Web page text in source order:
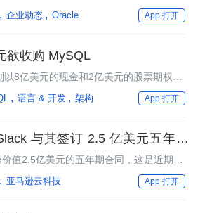
企业动态 Oracle App 打开
欲收购 MySQL
8亿美元的现金和2亿美元的股票期权收
在数据库领域的竞争力。这一交易预计
四季度完成。
语言 & 开发 架构 App 打开
与其签订 2.5 亿美元五年期
值2.5亿美元的五年期合同，这是近期继
家在招股文件中透露与AWS签订长期协
亚马逊云科技 App 打开